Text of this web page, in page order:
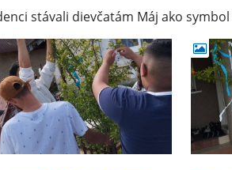
stávali dievčatám Máj ako